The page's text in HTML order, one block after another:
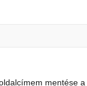
mentése